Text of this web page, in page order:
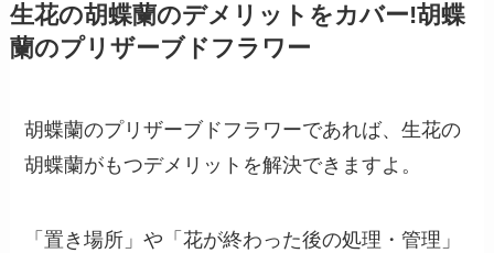
生花の胡蝶蘭のデメリットをカバー!胡蝶
蘭のプリザーブドフラワー
胡蝶蘭のプリザーブドフラワーであれば、生花の
胡蝶蘭がもつデメリットを解決できますよ。
「置き場所」や「花が終わった後の処理・管理」